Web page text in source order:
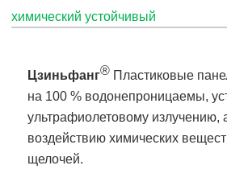
химический устойчивый
Цзиньфанг® Пластиковые
на 100 % водонепроницаемы,
ультрафиолетовому излучению,
воздействию химических
щелочей.